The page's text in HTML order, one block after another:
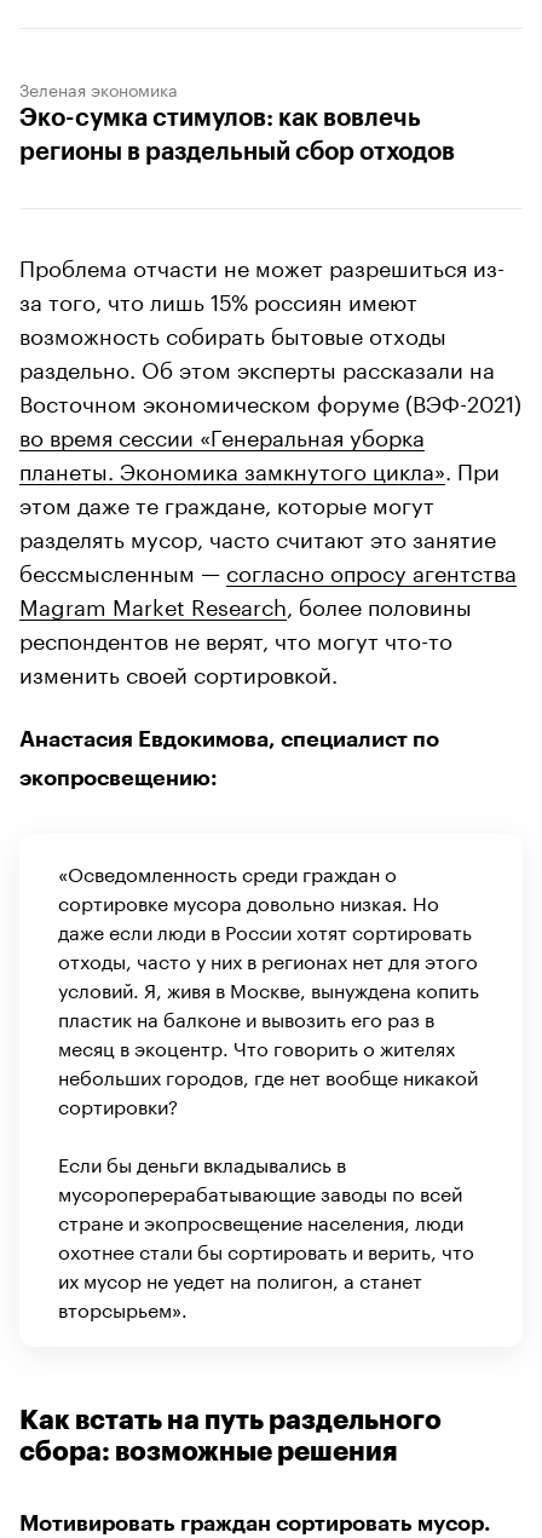
Зеленая экономика
Эко-сумка стимулов: как вовлечь
регионы в раздельный сбор отходов
Проблема отчасти не может разрешиться из-
за того, что лишь 15% россиян имеют
возможность собирать бытовые отходы
раздельно. Об этом эксперты рассказали на
Восточном экономическом форуме (ВЭФ-2021)
во время сессии «Генеральная уборка
планеты. Экономика замкнутого цикла» . При
этом даже те граждане, которые могут
разделять мусор, часто считают это занятие
бессмысленным — согласно опросу агентства
Magram Market Research , более половины
респондентов не верят, что могут что-то
изменить своей сортировкой.
Анастасия Евдокимова, специалист по
экопросвещению:
«Осведомленность среди граждан о
сортировке мусора довольно низкая. Но
даже если люди в России хотят сортировать
отходы, часто у них в регионах нет для этого
условий. Я, живя в Москве, вынуждена копить
пластик на балконе и вывозить его раз в
месяц в экоцентр. Что говорить о жителях
небольших городов, где нет вообще никакой
сортировки?
Если бы деньги вкладывались в
мусороперерабатывающие заводы по всей
стране и экопросвещение населения, люди
охотнее стали бы сортировать и верить, что
их мусор не уедет на полигон, а станет
вторсырьем».
Как встать на путь раздельного
сбора: возможные решения
Мотивировать граждан сортировать мусор.